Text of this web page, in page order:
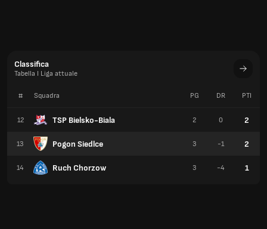
Classifica
Tabella I Liga attuale
# Squadra
12 TSP Bielsko-Biala
13 Pogon Siedlce
14 Ruch Chorzow
PG DR PTI
2 0 2
3 -1 2
3 -4 1